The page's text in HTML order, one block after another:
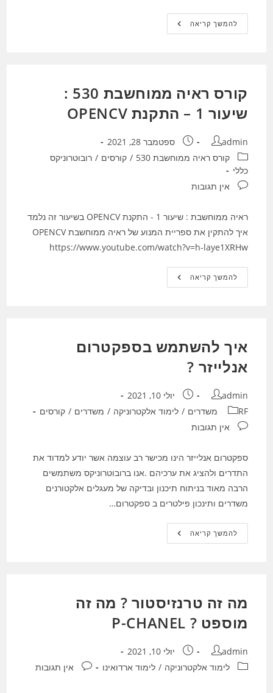
להמשך קריאהקורס
ראיה
זיהוי
אלמנטים
בתמונה
בוידאו
קורס ראיה ממוחשבת 530 :
שיעור 1 – התקנת OPENCV
מחבר:
admin פורסם:ספטמבר 28, 2021
קטגוריה:קורס ראיה ממוחשבת 530 / קורסים / רובוטרוניקס
כללי
תגובות:אין תגובות
ראיה ממוחשבת : שיעור 1 - התקנת OPENCV בשיעור זה נלמד
איך להתקין את ספריית המנוע של ראיה ממוחשבת OPENCV
https://www.youtube.com/watch?v=h-laye1XRHw
להמשך קריאהקורס
ראיה
התקנת
OPENCV
איך להשתמש בספקטרום
אנלייזר ?
מחבר:
admin פורסם:יולי 10, 2021
קטגוריה:
RF משדרים / לימוד אלקטרוניקה / משדרים / קורסים
תגובות:אין תגובות
ספקטרום אנלייזר הינו מכישר רב עוצמה אשר יודע למדוד את
התדרים ולהציג את ערכיהם .אנו ברובוטרוניקס משתמשים
הרבה מאוד בניתוח תיכנון ובדיקה של מעגלים אלקטורנים
משדרים ותינכון פילטרים ב ספקטרום…
להמשך קריאהאיך
להשתמש
מה זה טרנזיסטור ? מה זה
מוספט ? P-CHANEL
מחבר:
admin פורסם:יולי 10, 2021
קטגוריה:לימוד אלקטרוניקה / לימוד ארדואינו תגובות:אין תגובות